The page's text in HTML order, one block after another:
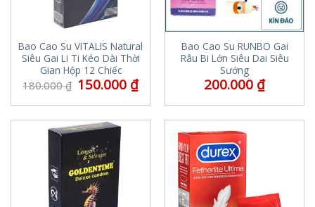
Bao Cao Su VITALIS Natural
Siêu Gai Li Ti Kéo Dài Thời
Gian Hộp 12 Chiếc
180.000₫ 150.000 ₫
Bao Cao Su RUNBO Gai
Râu Bi Lớn Siêu Dai Siêu
Sướng
200.000 ₫